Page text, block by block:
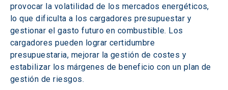
provocar la volatilidad de los mercados energéticos,
lo que dificulta a los cargadores presupuestar y
gestionar el gasto futuro en combustible. Los
cargadores pueden lograr certidumbre
presupuestaria, mejorar la gestión de costes y
estabilizar los márgenes de beneficio con un plan de
gestión de riesgos.